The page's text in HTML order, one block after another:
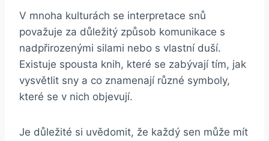
V mnoha kulturách se interpretace snů
⁤považuje‌ za důležitý ​způsob komunikace ‌s⁢
nadpřirozenými silami nebo s vlastní duší.
Existuje spousta knih,​ které se zabývají tím,⁢ jak
vysvětlit sny a ​co znamenají různé symboly,
které se v nich‍ objevují.
Je důležité si uvědomit, že každý sen⁢ může‍ mít